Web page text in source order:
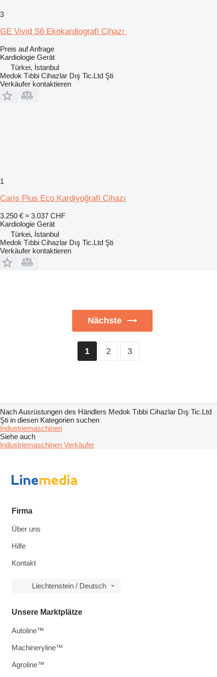
3
GE Vivid S6 Ekokardiografi Cihazı
Preis auf Anfrage
Kardiologie Gerät
Türkei, İstanbul
Medok Tıbbi Cihazlar Dış Tic.Ltd Şti
Verkäufer kontaktieren
1
Caris Plus Eco Kardiyoğrafi Cihazı
3.250 € ≈ 3.037 CHF
Kardiologie Gerät
Türkei, İstanbul
Medok Tıbbi Cihazlar Dış Tic.Ltd Şti
Verkäufer kontaktieren
Nächste
1 2 3
Nach Ausrüstungen des Händlers Medok Tıbbi Cihazlar Dış Tic.Ltd
Şti in diesen Kategorien suchen
Industriemaschinen
Siehe auch
Industriemaschinen Verkäufer
Firma
Über uns
Hilfe
Kontakt
Liechtenstein / Deutsch
Unsere Marktplätze
Autoline™
Machineryline™
Agroline™